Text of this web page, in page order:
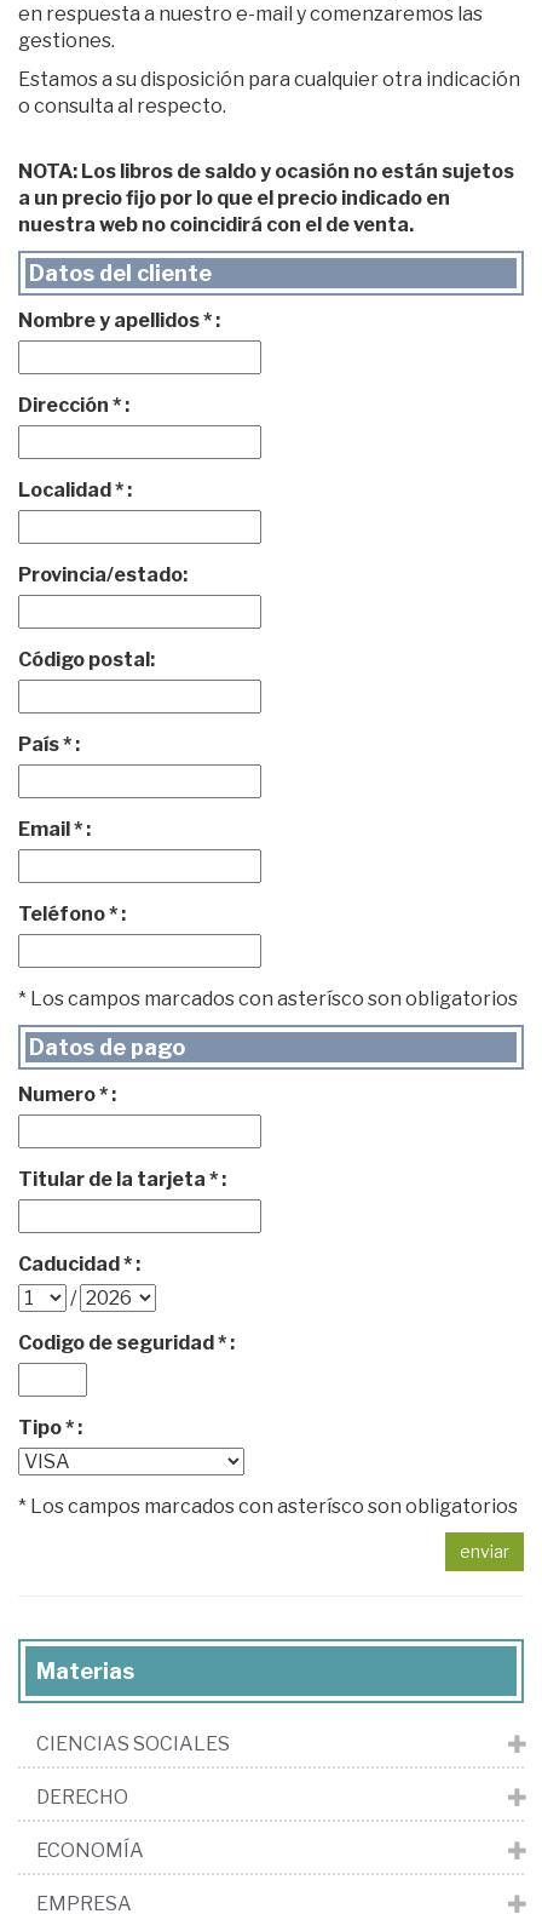
en respuesta a nuestro e-mail y comenzaremos las
gestiones.
Estamos a su disposición para cualquier otra indicación
o consulta al respecto.
NOTA: Los libros de saldo y ocasión no están sujetos
a un precio fijo por lo que el precio indicado en
nuestra web no coincidirá con el de venta.
Datos del cliente
Nombre y apellidos * :
Dirección * :
Localidad * :
Provincia/estado:
Código postal:
País * :
Email * :
Teléfono * :
* Los campos marcados con asterísco son obligatorios
Datos de pago
Numero * :
Titular de la tarjeta * :
Caducidad * :
/
Codigo de seguridad * :
Tipo * :
* Los campos marcados con asterísco son obligatorios
enviar
Materias
CIENCIAS SOCIALES
DERECHO
ECONOMÍA
EMPRESA